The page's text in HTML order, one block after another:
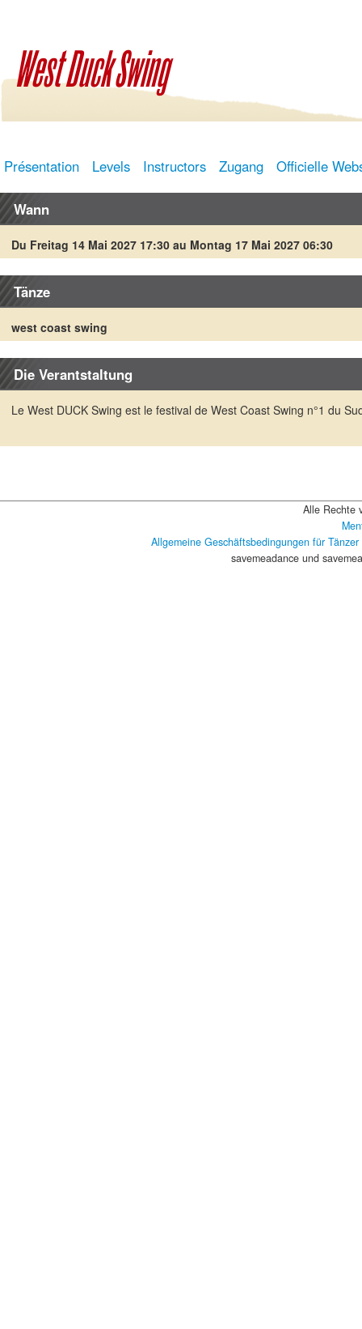
West Duck Swing
Présentation Levels Instructors Zugang Officielle
Wann
Du Freitag 14 Mai 2027 17:30 au Montag 17 Mai 2027 06:30
Tänze
west coast swing
Die Verantstaltung
Le West DUCK Swing est le festival de West Coast Swing n°1 du
Alle Rechte
Allgemeine Geschäftsbedingungen für Tänzer
savemeadance und